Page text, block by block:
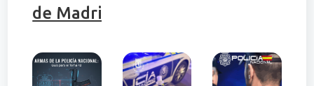
de Madrid